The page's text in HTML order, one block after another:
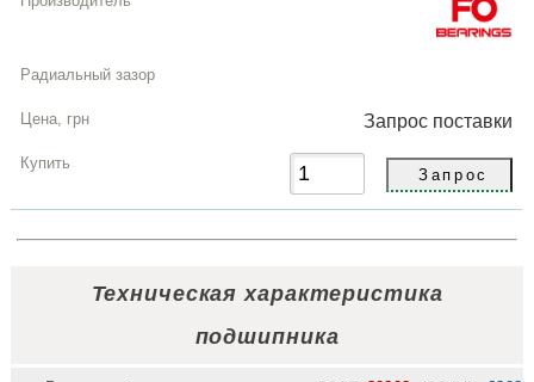
Запрос поставки
Техническая характеристика
подшипника